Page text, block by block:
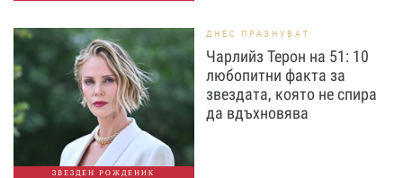
ЗВЕЗДЕН РОЖДЕНИК
ДНЕС ПРАЗНУВАТ
Чарлийз Терон на 51: 10
любопитни факта за
звездата, която не спира
да вдъхновява